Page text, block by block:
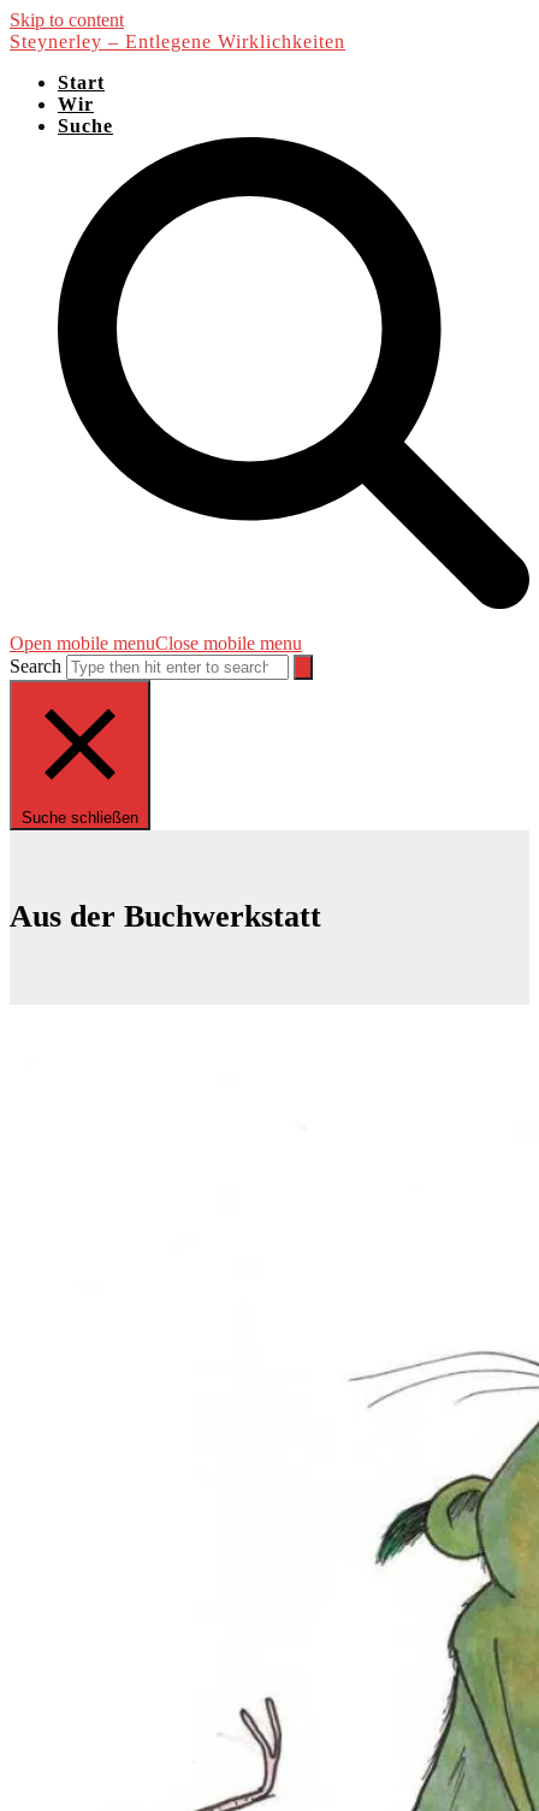
Skip to content
Steynerley – Entlegene Wirklichkeiten
Start
Wir
Suche
Open mobile menuClose mobile menu
Search
Suche schließen
Aus der Buchwerkstatt